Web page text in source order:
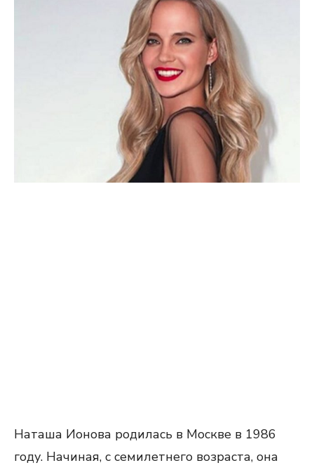
Наташа Ионова родилась в Москве в 1986
году. Начиная, с семилетнего возраста, она